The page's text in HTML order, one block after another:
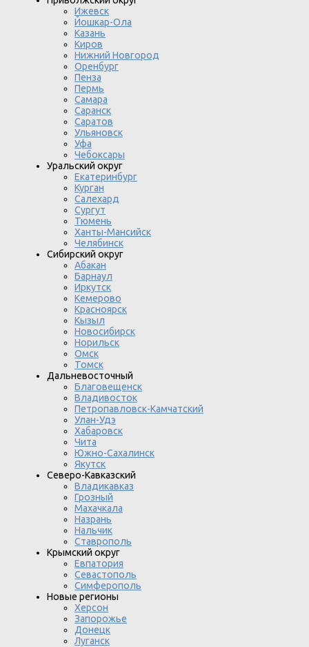
Ижевск
Йошкар-Ола
Казань
Киров
Нижний Новгород
Оренбург
Пенза
Пермь
Самара
Саранск
Саратов
Ульяновск
Уфа
Чебоксары
Уральский округ
Екатеринбург
Курган
Салехард
Сургут
Тюмень
Ханты-Мансийск
Челябинск
Сибирский округ
Абакан
Барнаул
Иркутск
Кемерово
Красноярск
Кызыл
Новосибирск
Норильск
Омск
Томск
Дальневосточный
Благовещенск
Владивосток
Петропавловск-Камчатский
Улан-Удэ
Хабаровск
Чита
Южно-Сахалинск
Якутск
Северо-Кавказский
Владикавказ
Грозный
Махачкала
Назрань
Нальчик
Ставрополь
Крымский округ
Евпатория
Севастополь
Симферополь
Новые регионы
Херсон
Запорожье
Донецк
Луганск